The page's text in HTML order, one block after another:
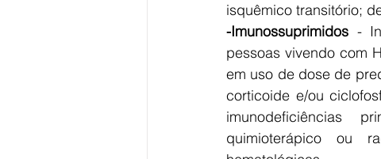
isquêmico transitório;
-Imunossuprimidos -
pessoas vivendo com
em uso de dose de
corticoide e/ou
imunodeficiências
quimioterápico ou